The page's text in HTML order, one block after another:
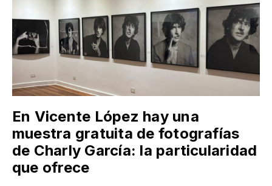
En Vicente López hay una
muestra gratuita de fotografías
de Charly García: la particularidad
que ofrece